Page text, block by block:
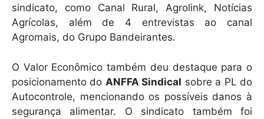
sindicato, como Canal Rural, Agrolink, Notícias
Agrícolas, além de 4 entrevistas ao canal
Agromais, do Grupo Bandeirantes.
O Valor Econômico também deu destaque para o
posicionamento do ANFFA Sindical sobre a PL do
Autocontrole, mencionando os possíveis danos à
segurança alimentar. O sindicato também foi